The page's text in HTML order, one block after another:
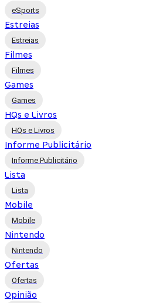
eSports
Estreias
Estreias
Filmes
Filmes
Games
Games
HQs e Livros
HQs e Livros
Informe Publicitário
Informe Publicitário
Lista
Lista
Mobile
Mobile
Nintendo
Nintendo
Ofertas
Ofertas
Opinião